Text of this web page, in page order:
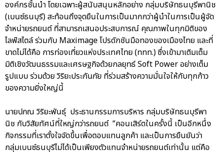
องค์กรชั้นนำ โดยเฉพาะผู้สนับสนุนหลักอย่าง กลุ่มบริษัทธนบุรีพานิช
(เบนซ์ธนบุรี) สะท้อนถึงจุดยืนในการเป็นมากกว่าผู้นำในการเป็นผู้จัด
จำหน่ายรถยนต์ ที่สามารถเสนอประสบการณ์ คุณภาพในทุกมิติของ
ไลฟ์สไตล์ ร่วมกับ Maximage โปรดักชันมือทองของเมืองไทย และที่
ขาดไม่ได้คือ การท่องเที่ยวแห่งประเทศไทย (ททท.) ซึ่งเข้ามาเติมเต็ม
มิติเชิงวัฒนธรรมและเศรษฐกิจด้วยกลยุทธ์ Soft Power อย่างเต็ม
รูปแบบ ร่วมด้วย วิริยะประกันภัย ที่ร่วมสร้างความมั่นใจให้กับทุกก้าว
ของความยิ่งใหญ่นี้
นายปภณ วิริยะพันธุ์ ประธานกรรมการบริหาร กลุ่มบริษัทธนบุรีพา
นิช กับวิสัยทัศน์ที่ใหญ่กว่ารถยนต์ “คอนเสิร์ตในครั้งนี้ เป็นอีกหนึ่ง
กิจกรรมที่เราตั้งใจจัดขึ้นเพื่อตอบแทนลูกค้า และเป็นการยืนยันว่า
กลุ่มเบนซ์ธนบุรีไม่ได้เป็นเพียงตัวแทนจำหน่ายรถยนต์เท่านั้น แต่คือ